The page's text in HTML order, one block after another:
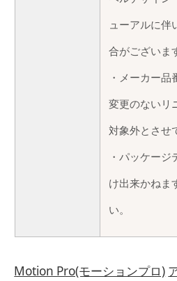
ューアルに伴
合がございま
・メーカー
変更のないリ
対象外とさせ
・パッケー
け出来かねま
い。
Motion Pro(モーションプロ)